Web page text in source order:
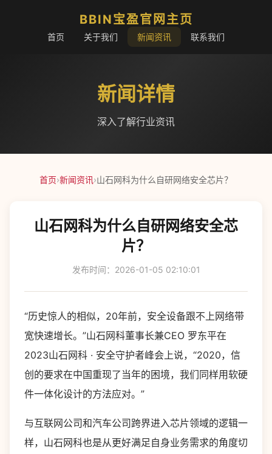
BBIN宝盈官网主页
首页 关于我们 新闻资讯 联系我们
新闻详情
深入了解行业资讯
首页›新闻资讯›山石网科为什么自研网络安全芯片？
山石网科为什么自研网络安全芯
片？
发布时间：2026-01-05 02:10:01
“历史惊人的相似，20年前，安全设备跟不上网络带
宽快速增长。”山石网科董事长兼CEO 罗东平在
2023山石网科 · 安全守护者峰会上说，“2020，信
创的要求在中国重现了当年的困境，我们同样用软硬
件一体化设计的方法应对。”
与互联网公司和汽车公司跨界进入芯片领域的逻辑一
样，山石网科也是从更好满足自身业务需求的角度切